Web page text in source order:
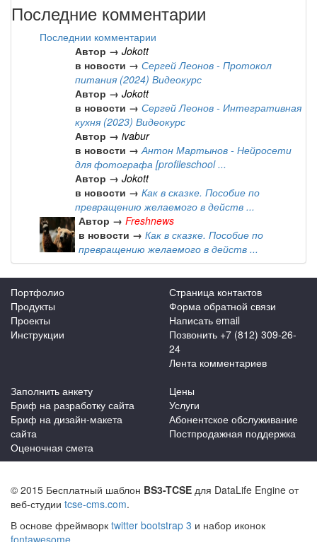
Последние комментарии
Последнии комментарии
Автор → Jokott
в новости → Сергей Леонов - Протокол
питания (2024) Видеокурс
Автор → Jokott
в новости → Сергей Леонов - Интегративная
кухня (2023) Видеокурс
Автор → ivabur
в новости → Антон Мартынов - Нейросети
для фотографа [profileschool ...
Автор → Jokott
в новости → Как в сказке. Пособие по
превращению желаемого в действ ...
Автор → Freshnews
в новости → Как в сказке. Пособие по
превращению желаемого в действ ...
Портфолио
Продукты
Проекты
Инструкции
Страница контактов
Форма обратной связи
Написать email
Позвонить +7 (812) 309-26-
24
Лента комментариев
Заполнить анкету
Бриф на разработку сайта
Бриф на дизайн-макета
сайта
Оценочная смета
Цены
Услуги
Абонентское обслуживание
Постпродажная поддержка
© 2015 Бесплатный шаблон BS3-TCSE для DataLife Engine от
веб-студии tcse-cms.com.
В основе фреймворк twitter bootstrap 3 и набор иконок